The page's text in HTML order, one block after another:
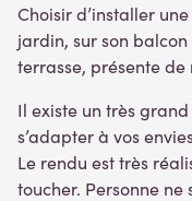
Choisir d’installer
jardin, sur son
terrasse, présente
Il existe un très
s’adapter à vos
Le rendu est très
toucher. Personne